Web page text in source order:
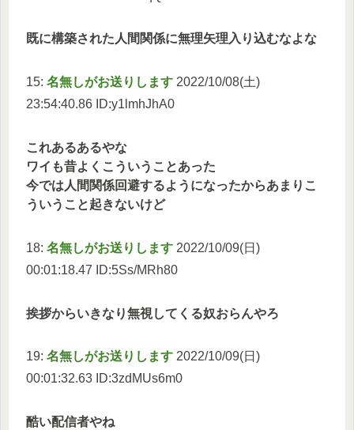
既に構築された人間関係に無理矢理入り込むなよな
15: 名無しがお送りします 2022/10/08(土)
23:54:40.86 ID:y1lmhJhA0
これあるあるやな
ワイも昔よくこういうことあった
今では人間関係回避するようになったからあまりこ
ういうこと起きないけど
18: 名無しがお送りします 2022/10/09(日)
00:01:18.47 ID:5Ss/MRh80
挨拶からいきなり無視してくる奴おらんやろ
19: 名無しがお送りします 2022/10/09(日)
00:01:32.63 ID:3zdMUs6m0
酷い配信者やね